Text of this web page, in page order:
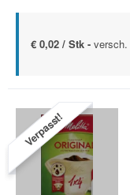
€ 0,02 / Stk -
Verpasst!